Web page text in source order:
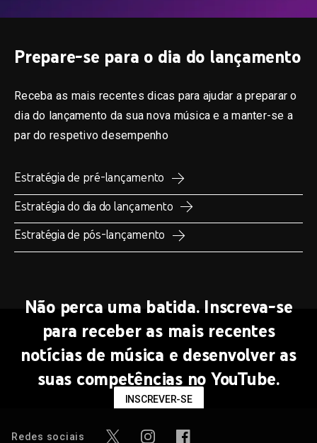
Prepare-se para o dia do lançamento
Receba as mais recentes dicas para ajudar a preparar o
dia do lançamento da sua nova música e a manter-se a
par do respetivo desempenho
Estratégia de pré-lançamento
Estratégia do dia do lançamento
Estratégia de pós-lançamento
Não perca uma batida. Inscreva-se
para receber as mais recentes
notícias de música e desenvolver as
suas competências no YouTube.
INSCREVER-SE
Redes sociais